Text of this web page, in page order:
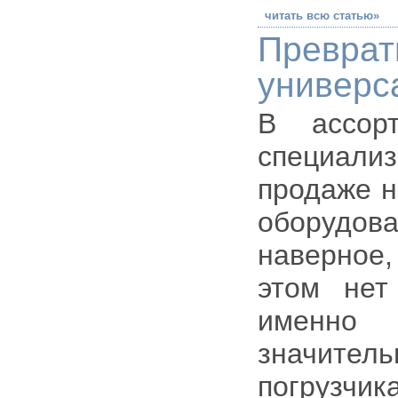
читать всю статью»
В
продаже
этом нет
именно